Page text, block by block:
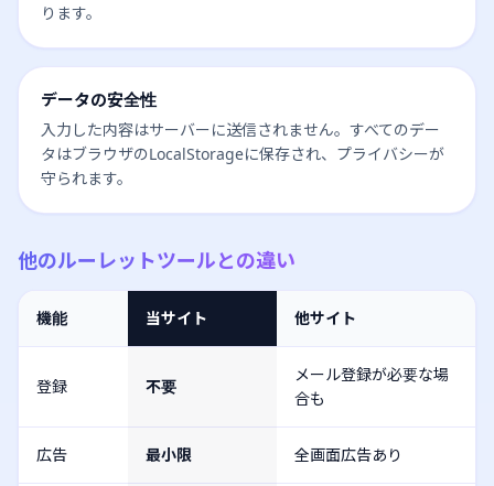
ります。
データの安全性
入力した内容はサーバーに送信されません。すべてのデー
タはブラウザのLocalStorageに保存され、プライバシーが
守られます。
他のルーレットツールとの違い
機能 当サイト 他サイト
登録 不要
メール登録が必要な場
合も
広告 最小限 全画面広告あり